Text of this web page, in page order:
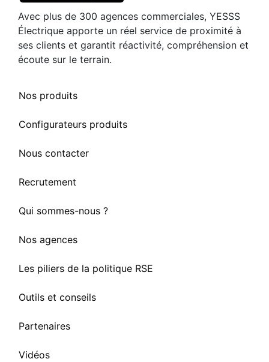
Avec plus de 300 agences commerciales, YESSS
Électrique apporte un réel service de proximité à
ses clients et garantit réactivité, compréhension et
écoute sur le terrain.
Nos produits
Configurateurs produits
Nous contacter
Recrutement
Qui sommes-nous ?
Nos agences
Les piliers de la politique RSE
Outils et conseils
Partenaires
Vidéos